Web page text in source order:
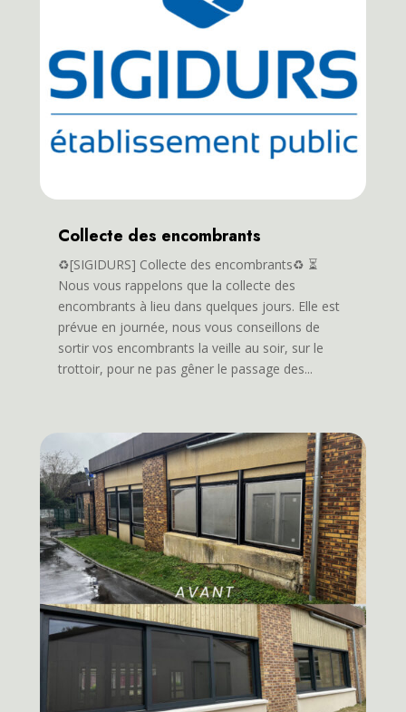
Collecte des encombrants
♻️[SIGIDURS] Collecte des encombrants♻️ ⏳
Nous vous rappelons que la collecte des
encombrants à lieu dans quelques jours. Elle est
prévue en journée, nous vous conseillons de
sortir vos encombrants la veille au soir, sur le
trottoir, pour ne pas gêner le passage des...